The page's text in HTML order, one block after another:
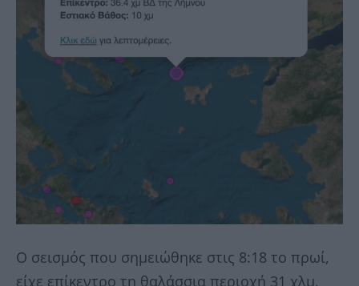
Ο σεισμός που σημειώθηκε στις 8:18 το πρωί,
είχε επίκεντρο τη θαλάσσια περιοχή 31 χλμ.